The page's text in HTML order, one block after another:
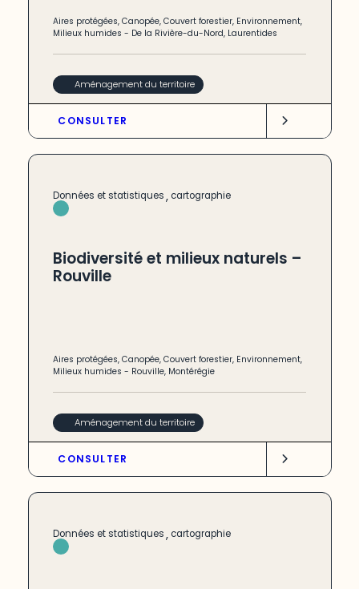
Aires protégées,Canopée,Couvert forestier, Environnement,
Milieux humides - De la Rivière-du-Nord, Laurentides
Aménagement du territoire
CONSULTER
Données et statistiques, cartographie
Biodiversité et milieux naturels –
Rouville
Aires protégées,Canopée,Couvert forestier, Environnement,
Milieux humides - Rouville, Montérégie
Aménagement du territoire
CONSULTER
Données et statistiques, cartographie